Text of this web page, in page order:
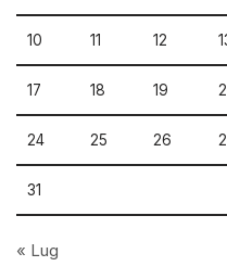
10 11 12
17 18 19
24 25 26
31
« Lug